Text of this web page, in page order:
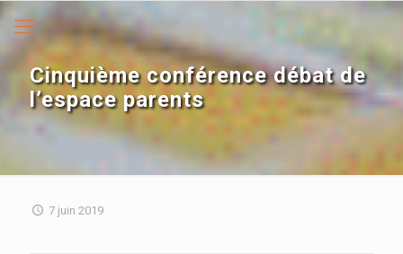
Cinquième conférence débat de
l’espace parents
7 juin 2019